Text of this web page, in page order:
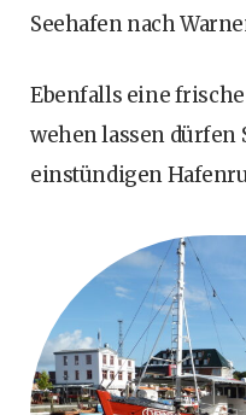
Seehafen nach
Ebenfalls eine
wehen lassen dürfen
einstündigen